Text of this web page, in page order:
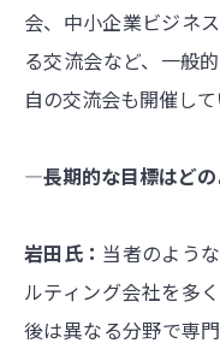
会、中小企業ビジネ
る交流会など、一般
自の交流会も開催して
―長期的な目標はどの
岩田氏： 当者のよう
ルティング会社を多
後は異なる分野で専